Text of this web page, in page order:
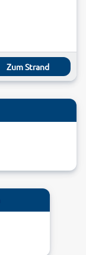
Zum Strand